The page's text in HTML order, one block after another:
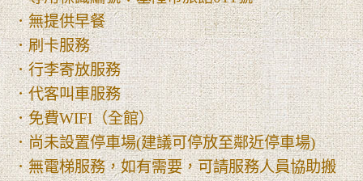
．無提供早餐
．刷卡服務
．行李寄放服務
．代客叫車服務
．免費WIFI（全館）
．尚未設置停車場(建議可停放至鄰近停車場)
．無電梯服務，如有需要，可請服務人員協助搬